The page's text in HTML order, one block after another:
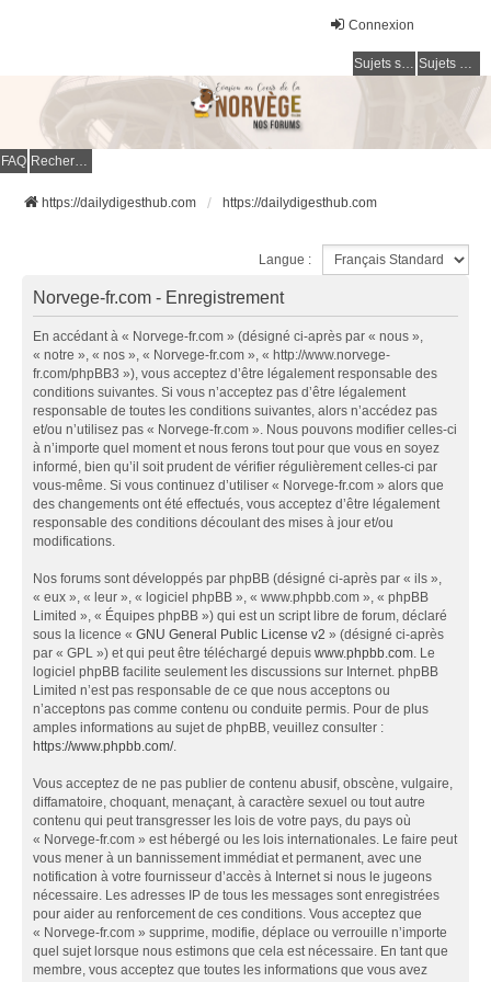
Connexion
Sujets sans réponse Sujets actifs
FAQ Rechercher
https://dailydigesthub.com https://dailydigesthub.com
Langue :
Norvege-fr.com - Enregistrement
En accédant à « Norvege-fr.com » (désigné ci-après par « nous »,
« notre », « nos », « Norvege-fr.com », « http://www.norvege-
fr.com/phpBB3 »), vous acceptez d’être légalement responsable des
conditions suivantes. Si vous n’acceptez pas d’être légalement
responsable de toutes les conditions suivantes, alors n’accédez pas
et/ou n’utilisez pas « Norvege-fr.com ». Nous pouvons modifier celles-ci
à n’importe quel moment et nous ferons tout pour que vous en soyez
informé, bien qu’il soit prudent de vérifier régulièrement celles-ci par
vous-même. Si vous continuez d’utiliser « Norvege-fr.com » alors que
des changements ont été effectués, vous acceptez d’être légalement
responsable des conditions découlant des mises à jour et/ou
modifications.
Nos forums sont développés par phpBB (désigné ci-après par « ils »,
« eux », « leur », « logiciel phpBB », « www.phpbb.com », « phpBB
Limited », « Équipes phpBB ») qui est un script libre de forum, déclaré
sous la licence « GNU General Public License v2 » (désigné ci-après
par « GPL ») et qui peut être téléchargé depuis www.phpbb.com. Le
logiciel phpBB facilite seulement les discussions sur Internet. phpBB
Limited n’est pas responsable de ce que nous acceptons ou
n’acceptons pas comme contenu ou conduite permis. Pour de plus
amples informations au sujet de phpBB, veuillez consulter :
https://www.phpbb.com/.
Vous acceptez de ne pas publier de contenu abusif, obscène, vulgaire,
diffamatoire, choquant, menaçant, à caractère sexuel ou tout autre
contenu qui peut transgresser les lois de votre pays, du pays où
« Norvege-fr.com » est hébergé ou les lois internationales. Le faire peut
vous mener à un bannissement immédiat et permanent, avec une
notification à votre fournisseur d’accès à Internet si nous le jugeons
nécessaire. Les adresses IP de tous les messages sont enregistrées
pour aider au renforcement de ces conditions. Vous acceptez que
« Norvege-fr.com » supprime, modifie, déplace ou verrouille n’importe
quel sujet lorsque nous estimons que cela est nécessaire. En tant que
membre, vous acceptez que toutes les informations que vous avez